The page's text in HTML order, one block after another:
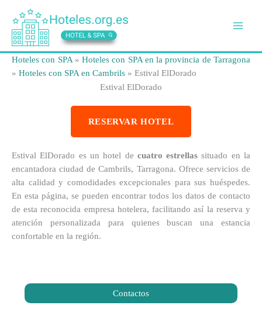
contenido
Hoteles con SPA»Hoteles con SPA en la provincia de Tarragona
» Hoteles con SPA en Cambrils » Estival ElDorado
Estival ElDorado
RESERVAR HOTEL
Estival ElDorado es un hotel de cuatro estrellas situado en la
encantadora ciudad de Cambrils, Tarragona. Ofrece servicios de
alta calidad y comodidades excepcionales para sus huéspedes.
En esta página, se pueden encontrar todos los datos de contacto
de esta reconocida empresa hotelera, facilitando así la reserva y
atención personalizada para quienes buscan una estancia
confortable en la región.
Contactos